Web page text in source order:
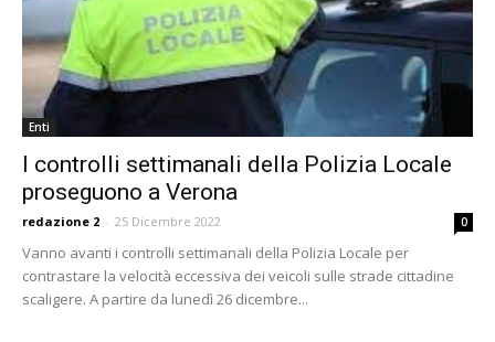
Enti
I controlli settimanali della Polizia Locale
proseguono a Verona
redazione 2 - 25 Dicembre 2022 0
Vanno avanti i controlli settimanali della Polizia Locale per
contrastare la velocità eccessiva dei veicoli sulle strade cittadine
scaligere. A partire da lunedì 26 dicembre...